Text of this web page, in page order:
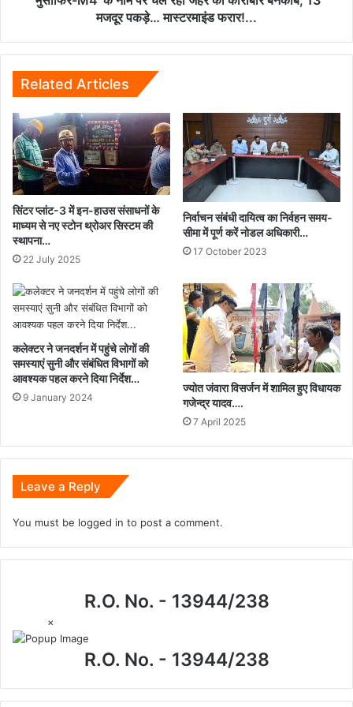
मास्टरमाइंड
फरार!...
मजदूर पकड़े… मास्टरमाइंड फरार!...
Related Articles
सिंटर प्लांट-3 में इन-हाउस संसाधनों के
माध्यम से नए स्टोन थ्रोअर सिस्टम की
स्थापना…
22 July 2025
निर्वाचन संबंधी दायित्व का निर्वहन समय-
सीमा में पूर्ण करें नोडल अधिकारी…
17 October 2023
कलेक्टर ने जनदर्शन में पहुंचे लोगों की
समस्याएं सुनी और संबंधित विभागों को
आवश्यक पहल करने दिया निर्देश…
9 January 2024
ज्योत जंवारा विसर्जन में शामिल हुए विधायक
गजेन्द्र यादव….
7 April 2025
Leave a Reply
You must be logged in to post a comment.
R.O. No. - 13944/238
×
R.O. No. - 13944/238